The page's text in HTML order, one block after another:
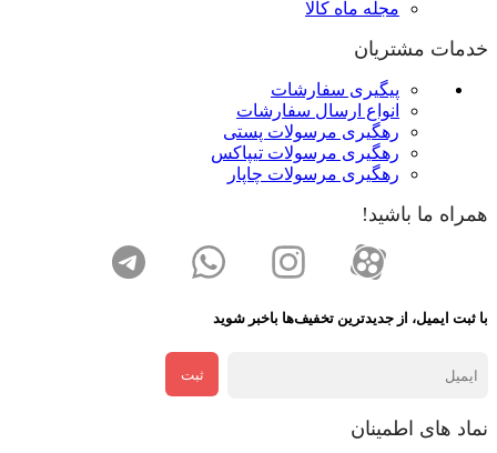
مجله ماه کالا
خدمات مشتریان
پیگیری سفارشات
انواع ارسال سفارشات
رهگیری مرسولات پستی
رهگیری مرسولات تیپاکس
رهگیری مرسولات چاپار
همراه ما باشید!
با ثبت ایمیل، از جدید‌ترین تخفیف‌ها با‌خبر شوید
ثبت
نماد های اطمینان